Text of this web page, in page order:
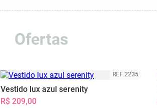
Ofertas
REF 2235
Vestido lux azul serenity
R$ 209,00